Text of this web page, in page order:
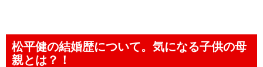
松平健の結婚歴について。気になる子供の母
親とは？！